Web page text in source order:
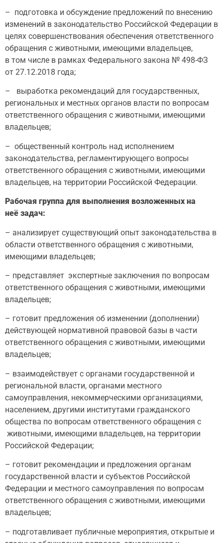
– подготовка и обсуждение предложений по внесению
изменений в законодательство Российской Федерации в
целях совершенствования обеспечения ответственного
обращения с животными, имеющими владельцев,
в том числе в рамках Федерального закона № 498-ФЗ
от 27.12.2018 года;
– выработка рекомендаций для государственных,
региональных и местных органов власти по вопросам
ответственного обращения с животными, имеющими
владельцев;
– общественный контроль над исполнением
законодательства, регламентирующего вопросы
ответственного обращения с животными, имеющими
владельцев, на территории Российской Федерации.
Рабочая группа для выполнения возложенных на
неё задач:
– анализирует существующий опыт законодательства в
области ответственного обращения с животными,
имеющими владельцев;
– представляет экспертные заключения по вопросам
ответственного обращения с животными, имеющими
владельцев;
– готовит предложения об изменении (дополнении)
действующей нормативной правовой базы в части
ответственного обращения с животными, имеющими
владельцев;
– взаимодействует с органами государственной и
региональной власти, органами местного
самоуправления, некоммерческими организациями,
населением, другими институтами гражданского
общества по вопросам ответственного обращения с
животными, имеющими владельцев, на территории
Российской Федерации;
– готовит рекомендации и предложения органам
государственной власти и субъектов Российской
Федерации и местного самоуправления по вопросам
ответственного обращения с животными, имеющими
владельцев;
– подготавливает публичные мероприятия, открытые и